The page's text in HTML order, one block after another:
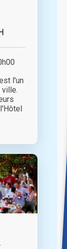
l'un